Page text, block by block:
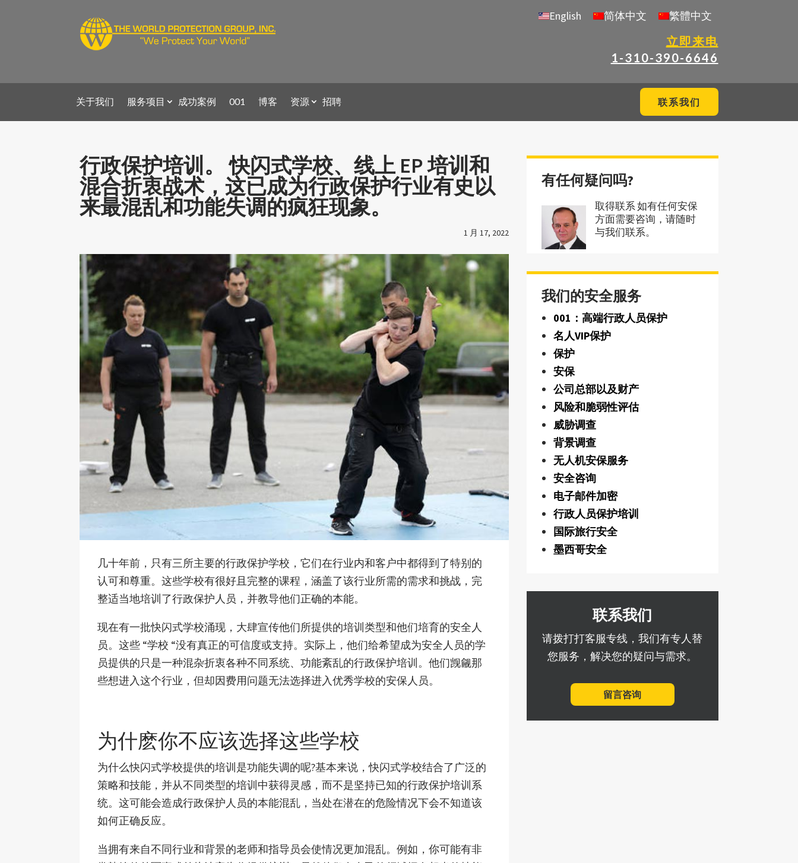
English 简体中文 繁體中文
立即来电
1-310-390-6646
关于我们 服务项目 成功案例 001 博客 资源 招聘 联系我们
行政保护培训。 快闪式学校、线上 EP 培训和
混合折衷战术，这已成为行政保护行业有史以
来最混乱和功能失调的疯狂现象。
1 月 17, 2022
几十年前，只有三所主要的行政保护学校，它们在行业内和客户中都得到了特别的
认可和尊重。这些学校有很好且完整的课程，涵盖了该行业所需的需求和挑战，完
整适当地培训了行政保护人员，并教导他们正确的本能。
现在有一批快闪式学校涌现，大肆宣传他们所提供的培训类型和他们培育的安全人
员。这些 “学校 “没有真正的可信度或支持。实际上，他们给希望成为安全人员的学
员提供的只是一种混杂折衷各种不同系统、功能紊乱的行政保护培训。他们觊觎那
些想进入这个行业，但却因费用问题无法选择进入优秀学校的安保人员。
为什麽你不应该选择这些学校
为什么快闪式学校提供的培训是功能失调的呢?基本来说，快闪式学校结合了广泛的
策略和技能，并从不同类型的培训中获得灵感，而不是坚持已知的行政保护培训系
统。这可能会造成行政保护人员的本能混乱，当处在潜在的危险情况下会不知道该
如何正确反应。
当拥有来自不同行业和背景的老师和指导员会使情况更加混乱。例如，你可能有非
有任何疑问吗?
取得联系 如有任何安保
方面需要咨询，请随时
与我们联系。
我们的安全服务
001：高端行政人员保护
名人VIP保护
保护
安保
公司总部以及财产
风险和脆弱性评估
威胁调查
背景调查
无人机安保服务
安全咨询
电子邮件加密
行政人员保护培训
国际旅行安全
墨西哥安全
联系我们
请拨打打客服专线，我们有专人替
您服务，解决您的疑问与需求。
留言咨询